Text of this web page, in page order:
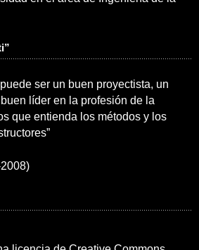
ser un buen proyectista, un
líder en la profesión de la
que entienda los métodos y los